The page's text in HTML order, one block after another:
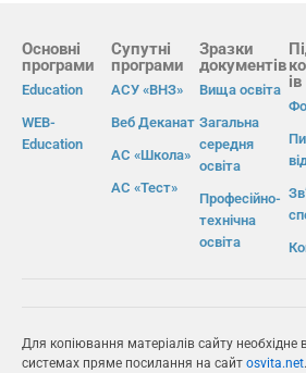
Основні
програми
Education
WEB-
Education
Супутні
програми
АСУ «ВНЗ»
Веб Деканат
АС «Школа»
АС «Тест»
Зразки
документів
Вища освіта
Загальна
середня
освіта
Професійно-
технічна
освіта
ів
Для копіювання матеріалів сайту необхідне
системах пряме посилання на сайт osvita.net.